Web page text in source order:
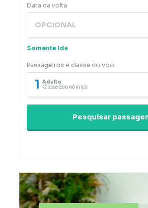
Data da volta
Somente Ida
Passageiros e classe do voo
1 Adulto
Classe Econômica
Pesquisar